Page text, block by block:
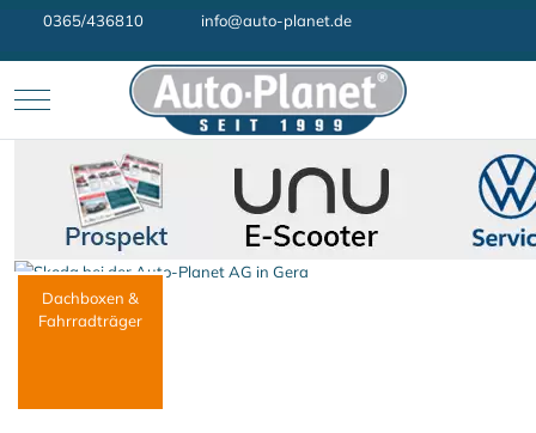
0365/436810 info@auto-planet.de
Mobile Menu Toggle
Dachboxen &
Fahrradträger